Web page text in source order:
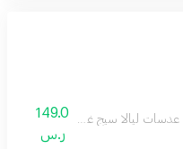
عدسات ليالا سيج غراي عدد 2 عدسات لاصقة مدة الاستخدام 3 أشهر عدسة زينة
149.0
ر.س